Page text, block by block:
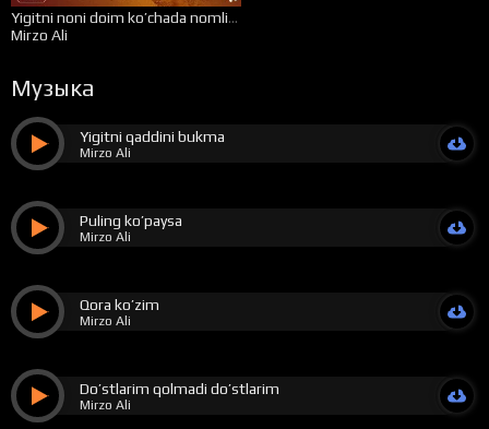
Yigitni noni doim ko’chada nomli albom dasturi 2025-yil
Mirzo Ali
Музыка
Yigitni qaddini bukma
Mirzo Ali
Puling ko’paysa
Mirzo Ali
Qora ko’zim
Mirzo Ali
Do’stlarim qolmadi do’stlarim
Mirzo Ali